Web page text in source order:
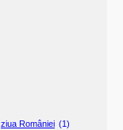
ziua României (1)